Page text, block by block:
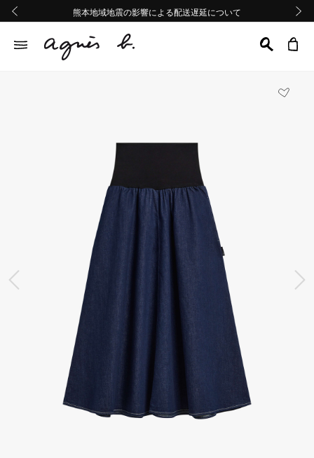
熊本地域地震の影響による配送遅延について
Summer Sale 2buy10%OFF!!
熊本地域地震の影響による配送遅延について
Summer Sale 2buy10%OFF!!
前の画像